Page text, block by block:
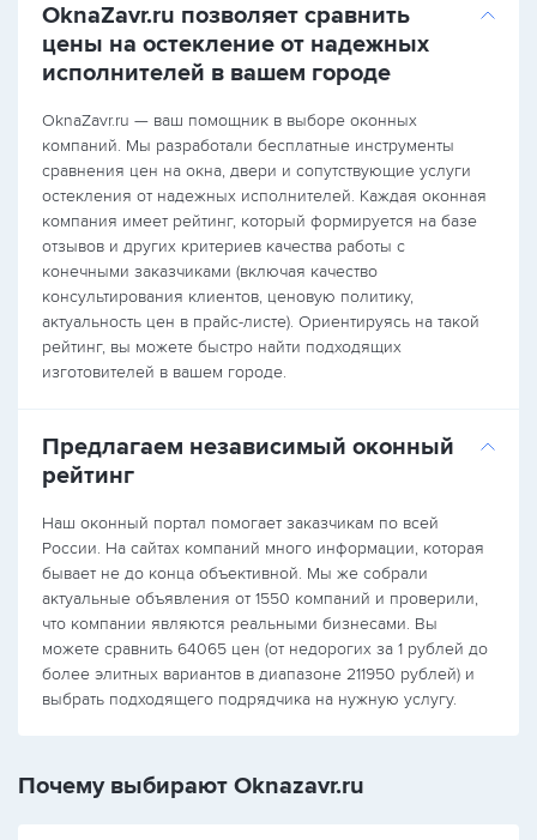
OknaZavr.ru позволяет сравнить
цены на остекление от надежных
исполнителей в вашем городе
OknaZavr.ru — ваш помощник в выборе оконных
компаний. Мы разработали бесплатные инструменты
сравнения цен на окна, двери и сопутствующие услуги
остекления от надежных исполнителей. Каждая оконная
компания имеет рейтинг, который формируется на базе
отзывов и других критериев качества работы с
конечными заказчиками (включая качество
консультирования клиентов, ценовую политику,
актуальность цен в прайс-листе). Ориентируясь на такой
рейтинг, вы можете быстро найти подходящих
изготовителей в вашем городе.
Предлагаем независимый оконный
рейтинг
Наш оконный портал помогает заказчикам по всей
России. На сайтах компаний много информации, которая
бывает не до конца объективной. Мы же собрали
актуальные объявления от 1550 компаний и проверили,
что компании являются реальными бизнесами. Вы
можете сравнить 64065 цен (от недорогих за 1 рублей до
более элитных вариантов в диапазоне 211950 рублей) и
выбрать подходящего подрядчика на нужную услугу.
Почему выбирают Oknazavr.ru